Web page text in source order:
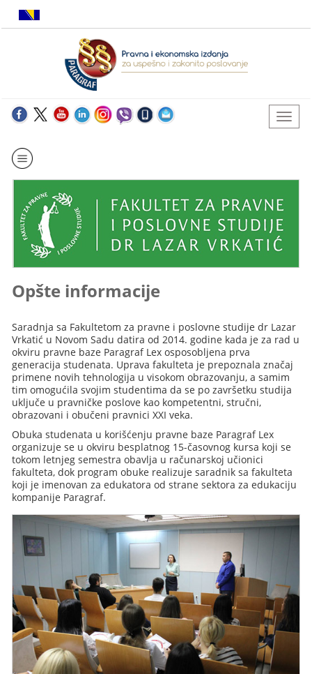
Opšte informacije
Saradnja sa Fakultetom za pravne i poslovne studije dr Lazar
Vrkatić u Novom Sadu datira od 2014. godine kada je za rad u
okviru pravne baze Paragraf Lex osposobljena prva
generacija studenata. Uprava fakulteta je prepoznala značaj
primene novih tehnologija u visokom obrazovanju, a samim
tim omogućila svojim studentima da se po završetku studija
uključe u pravničke poslove kao kompetentni, stručni,
obrazovani i obučeni pravnici XXI veka.
Obuka studenata u korišćenju pravne baze Paragraf Lex
organizuje se u okviru besplatnog 15-časovnog kursa koji se
tokom letnjeg semestra obavlja u računarskoj učionici
fakulteta, dok program obuke realizuje saradnik sa fakulteta
koji je imenovan za edukatora od strane sektora za edukaciju
kompanije Paragraf.